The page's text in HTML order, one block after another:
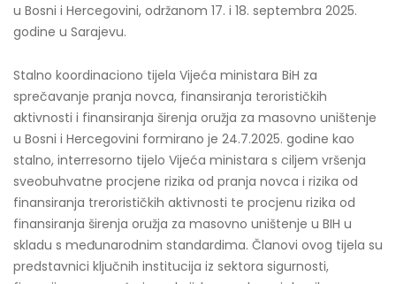
u Bosni i Hercegovini, održanom 17. i 18. septembra 2025.
godine u Sarajevu.
Stalno koordinaciono tijela Vijeća ministara BiH za
sprečavanje pranja novca, finansiranja terorističkih
aktivnosti i finansiranja širenja oružja za masovno uništenje
u Bosni i Hercegovini formirano je 24.7.2025. godine kao
stalno, interresorno tijelo Vijeća ministara s ciljem vršenja
sveobuhvatne procjene rizika od pranja novca i rizika od
finansiranja trerorističkih aktivnosti te procjenu rizika od
finansiranja širenja oružja za masovno uništenje u BIH u
skladu s međunarodnim standardima. Članovi ovog tijela su
predstavnici ključnih institucija iz sektora sigurnosti,